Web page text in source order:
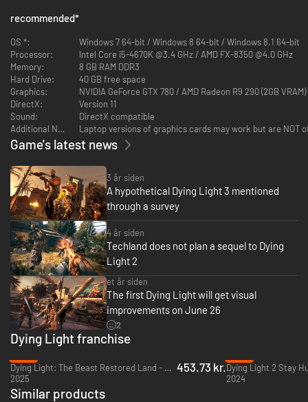
inklusive multiplayerspillet "Be The Zombie" og "The Bozak Horde", ekstra
missioner, et eksklusivt genstandssæt og meget mere.
recommended*
OS *:
Windows 7 64-bit / Windows 8 64-bit / Windows 8.1 64-bit
Processor:
Intel Core i5-4670K @3.4 GHz / AMD FX-8350 @4.0 GHz
Memory:
8 GB RAM DDR3
Hard Drive:
40 GB free space
Graphics:
NVIDIA GeForce GTX 780 / AMD Radeon R9 290 (2GB VRAM)
DirectX:
Version 11
Sound:
DirectX compatible
Additional Notes:
Game's latest news
3 år siden
A hypothetical Dying Light 3 mentioned
through a survey
4 år siden
Techland does not plan a sequel to Dying
Light 2
et år siden
The first Dying Light will get visual
improvements on June 26
2
Dying Light franchise
Dying Light: The Beast Restored Land - Xbox Series X|S
2025
453.73 kr.
2024
Similar products